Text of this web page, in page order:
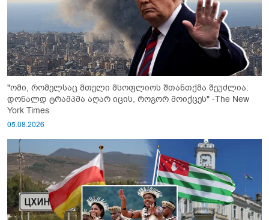
"ომი, რომელსაც მთელი მსოფლიოს შთანთქმა შეუძლია:
დონალდ ტრამპმა აღარ იცის, როგორ მოიქცეს" -The New
York Times
05.08.2026